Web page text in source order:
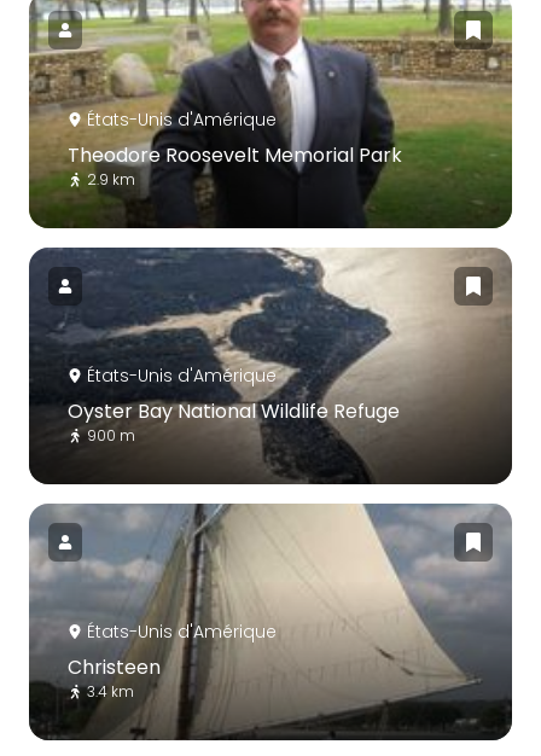
États-Unis d'Amérique
Theodore Roosevelt Memorial Park
2.9 km
États-Unis d'Amérique
Oyster Bay National Wildlife Refuge
900 m
États-Unis d'Amérique
Christeen
3.4 km